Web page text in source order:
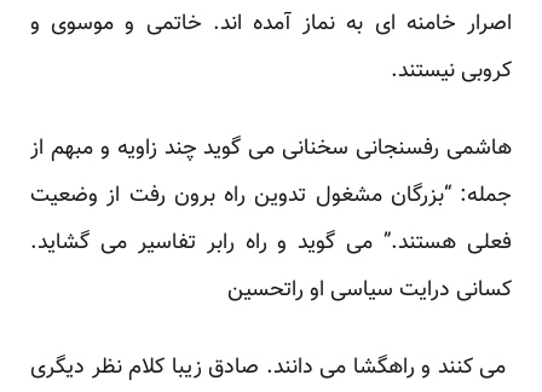
اصرار خامنه ای به نماز آمده اند. خاتمی و موسوی و
کروبی نیستند.
هاشمی رفسنجانی سخنانی می گوید چند زاویه و مبهم از
جمله: “بزرگان مشغول تدوین راه برون رفت از وضعیت
فعلی هستند.” می گوید و راه رابر تفاسیر می گشاید.
کسانی درایت سیاسی او راتحسین
می کنند و راهگشا می دانند. صادق زیبا کلام نظر دیگری